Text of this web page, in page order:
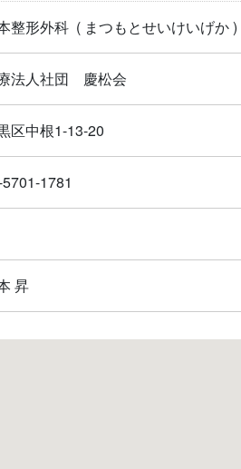
整形外科 ( まつもとせいけいげか )
法人社団 慶松会
区中根1-13-20
1781
昇